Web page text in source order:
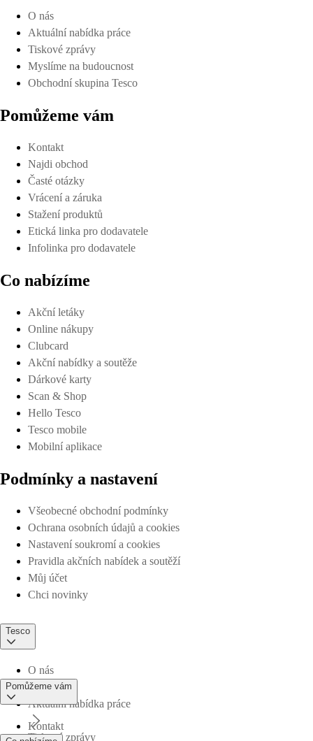
O nás
Aktuální nabídka práce
Tiskové zprávy
Myslíme na budoucnost
Obchodní skupina Tesco
Pomůžeme vám
Kontakt
Najdi obchod
Časté otázky
Vrácení a záruka
Stažení produktů
Etická linka pro dodavatele
Infolinka pro dodavatele
Co nabízíme
Akční letáky
Online nákupy
Clubcard
Akční nabídky a soutěže
Dárkové karty
Scan & Shop
Hello Tesco
Tesco mobile
Mobilní aplikace
Podmínky a nastavení
Všeobecné obchodní podmínky
Ochrana osobních údajů a cookies
Nastavení soukromí a cookies
Pravidla akčních nabídek a soutěží
Můj účet
Chci novinky
Tesco
O nás
Aktuální nabídka práce
Tiskové zprávy
Pomůžeme vám
Kontakt